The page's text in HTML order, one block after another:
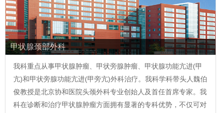
甲状腺颈部外科
我科重点从事甲状腺肿瘤、甲状旁腺肿瘤、甲状腺功能亢进(甲
亢)和甲状旁腺功能亢进(甲旁亢)外科治疗。我科学科带头人魏伯
俊教授是北京协和医院头颈外科专业创始人及首任首席专家。我
科在诊断和治疗甲状腺肿瘤方面拥有显著的专科优势，不仅可对